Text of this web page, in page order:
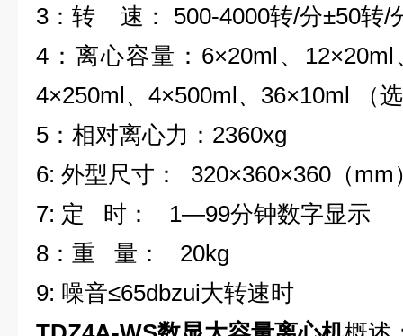
3：转 速： 500-4000转/分±50转
4：离心容量：6×20ml、12×20ml
4×250ml、4×500ml、 36×10ml （
5：相对离心力：2360xg
6: 外型尺寸： 320×360×360（mm
7: 定 时： 1—99分钟数字显示
8：重 量： 20kg
9: 噪音≤65dbzui大转速时